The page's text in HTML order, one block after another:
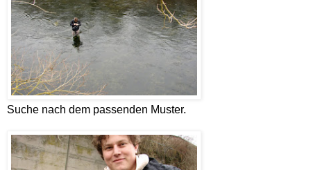
Suche nach dem passenden Muster.